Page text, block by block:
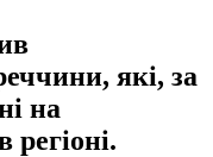
які, за
на
регіоні.